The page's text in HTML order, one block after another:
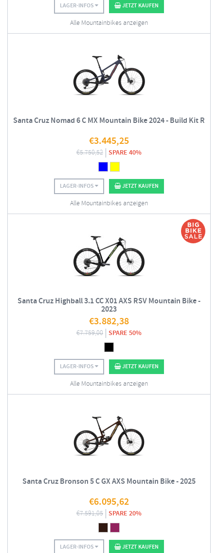
LAGER-INFOS JETZT KAUFEN
Alle Mountainbikes anzeigen
Santa Cruz Nomad 6 C MX Mountain Bike 2024 - Build Kit R
€3.445,25
€5.750,52 SPARE 40%
LAGER-INFOS JETZT KAUFEN
Alle Mountainbikes anzeigen
Santa Cruz Highball 3.1 CC X01 AXS RSV Mountain Bike -
2023
€3.882,38
€7.759,00 SPARE 50%
LAGER-INFOS JETZT KAUFEN
Alle Mountainbikes anzeigen
Santa Cruz Bronson 5 C GX AXS Mountain Bike - 2025
€6.095,62
€7.591,05 SPARE 20%
LAGER-INFOS JETZT KAUFEN